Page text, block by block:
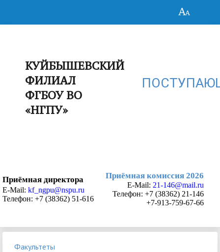
КУЙБЫШЕВСКИЙ
ФИЛИАЛ
ФГБОУ ВО
«НГПУ»
Приёмная директора
E-Mail: kf_ngpu@nspu.ru
Телефон: +7 (38362) 51-616
Приёмная комиссия 2026
E-Mail: 21-146@mail.ru
Телефон: +7 (38362) 21-146
+7-913-759-67-66
Факультеты